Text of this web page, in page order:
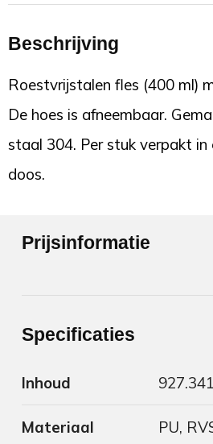
Beschrijving
Roestvrijstalen fles (400 ml)
De hoes is afneembaar.
staal 304. Per stuk verpakt in
doos.
Prijsinformatie
Specificaties
Inhoud
Materiaal PU,